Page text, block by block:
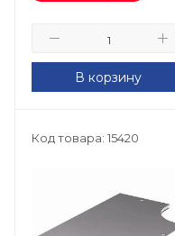
В корзину
Код товара: 15420